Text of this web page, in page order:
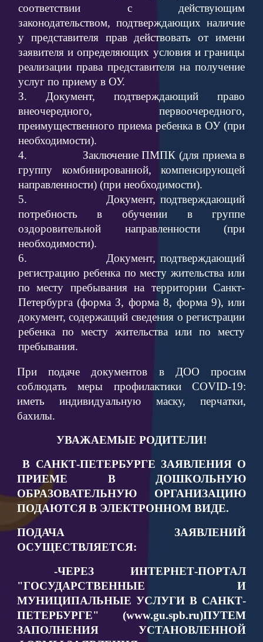
соответствии с действующим
законодательством, подтверждающих наличие
у представителя прав действовать от имени
заявителя и определяющих условия и границы
реализации права представителя на получение
услуг по приему в ОУ.
З. Документ, подтверждающий право
внеочередного, первоочередного,
преимущественного приема ребенка в ОУ (при
необходимости).
4. Заключение ПМПК (для приема в
группу комбинированной, компенсирующей
направленности) (при необходимости).
5. Документ, подтверждающий
потребность в обучении в группе
оздоровительной направленности (при
необходимости).
6. Документ, подтверждающий
регистрацию ребенка по месту жительства или
по месту пребывания на территории Санкт-
Петербурга (форма З, форма 8, форма 9), или
документ, содержащий сведения о регистрации
ребенка по месту жительства или по месту
пребывания.
При подаче документов в ДОО просим
соблюдать меры профилактики COVID-19:
иметь индивидуальную маску, перчатки,
бахилы.
УВАЖАЕМЫЕ РОДИТЕЛИ!
В САНКТ-ПЕТЕРБУРГЕ ЗАЯВЛЕНИЯ О
ПРИЕМЕ В ДОШКОЛЬНУЮ
ОБРАЗОВАТЕЛЬНУЮ ОРГАНИЗАЦИЮ
ПОДАЮТСЯ В ЭЛЕКТРОННОМ ВИДЕ.
ПОДАЧА ЗАЯВЛЕНИЙ
ОСУЩЕСТВЛЯЕТСЯ:
-ЧЕРЕЗ ИНТЕРНЕТ-ПОРТАЛ
"ГОСУДАРСТВЕННЫЕ И
МУНИЦИПАЛЬНЫЕ УСЛУГИ В САНКТ-
ПЕТЕРБУРГЕ" (www.gu.spb.ru)ПУТЕМ
ЗАПОЛНЕНИЯ УСТАНОВЛЕННОЙ